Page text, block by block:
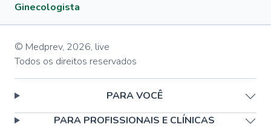
Ginecologista
© Medprev, 2026, live
Todos os direitos reservados
PARA VOCÊ
PARA PROFISSIONAIS E CLÍNICAS